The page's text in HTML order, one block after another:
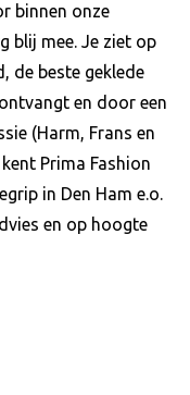
binnen onze
blij mee. Je ziet op
de beste geklede
en door een
(Harm, Frans en
Prima Fashion
in Den Ham e.o.
en op hoogte